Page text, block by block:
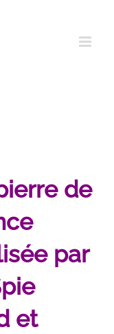
de
par
et